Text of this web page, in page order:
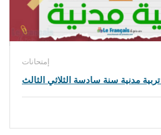
إمتحانات
مدنية سنة سادسة الثلاثي الثالث